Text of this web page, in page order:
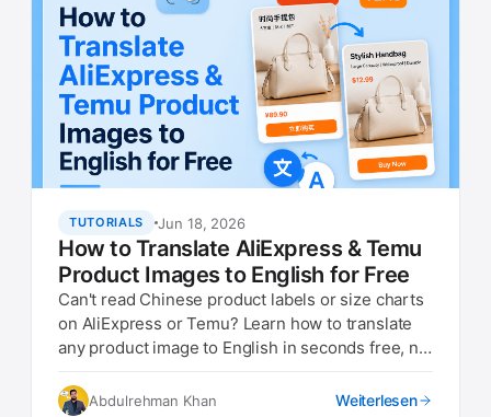
TUTORIALS Jun 18, 2026
How to Translate AliExpress & Temu
Product Images to English for Free
Can't read Chinese product labels or size charts
on AliExpress or Temu? Learn how to translate
any product image to English in seconds free, no
Abdulrehman Khan Weiterlesen